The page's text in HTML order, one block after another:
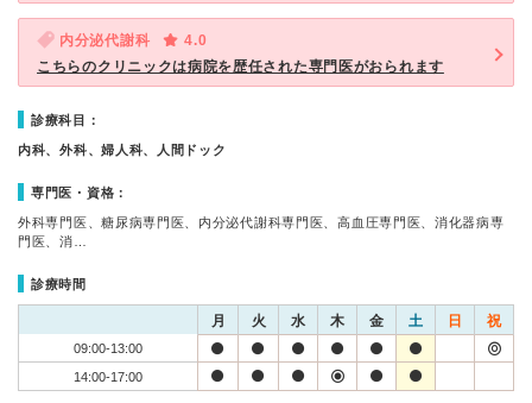
内分泌代謝科
4.0
こちらのクリニックは病院を歴任された専門医がおられます
診療科目：
内科、外科、婦人科、人間ドック
専門医・資格：
外科専門医、糖尿病専門医、内分泌代謝科専門医、高血圧専門医、消化器病専
門医、消…
診療時間
月 火 水 木 金 土 日 祝
09:00-13:00
14:00-17:00